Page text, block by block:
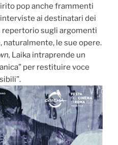
pop anche frammenti
ai destinatari dei
repertorio sugli argomenti
naturalmente, le sue opere.
Laika intraprende un
per restituire voce